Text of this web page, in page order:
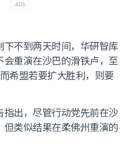
ADS
不到两天时间，华研智库
重演在沙巴的滑铁卢，至
希盟若要扩大胜利，则要
出，尽管行动党先前在沙
但类似结果在柔佛州重演的